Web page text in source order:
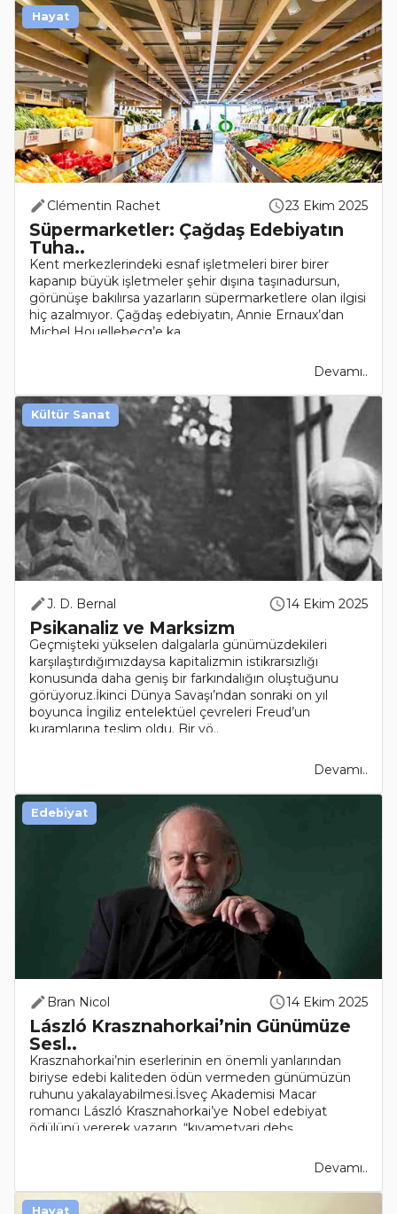
Clémentin Rachet 23 Ekim 2025
Süpermarketler: Çağdaş Edebiyatın
Tuha..
Kent merkezlerindeki esnaf işletmeleri birer birer
kapanıp büyük işletmeler şehir dışına taşınadursun,
görünüşe bakılırsa yazarların süpermarketlere olan ilgisi
hiç azalmıyor. Çağdaş edebiyatın, Annie Ernaux’dan
Michel Houellebecq’e ka..
Devamı..
Hayat
J. D. Bernal 14 Ekim 2025
Psikanaliz ve Marksizm
Geçmişteki yükselen dalgalarla günümüzdekileri
karşılaştırdığımızdaysa kapitalizmin istikrarsızlığı
konusunda daha geniş bir farkındalığın oluştuğunu
görüyoruz.İkinci Dünya Savaşı’ndan sonraki on yıl
boyunca İngiliz entelektüel çevreleri Freud’un
kuramlarına teslim oldu. Bir yö..
Devamı..
Kültür Sanat
Bran Nicol 14 Ekim 2025
László Krasznahorkai’nin Günümüze
Sesl..
Krasznahorkai’nin eserlerinin en önemli yanlarından
biriyse edebi kaliteden ödün vermeden günümüzün
ruhunu yakalayabilmesi.İsveç Akademisi Macar
romancı László Krasznahorkai’ye Nobel edebiyat
ödülünü vererek yazarın, “kıyametvari dehş..
Devamı..
Edebiyat
Hayat